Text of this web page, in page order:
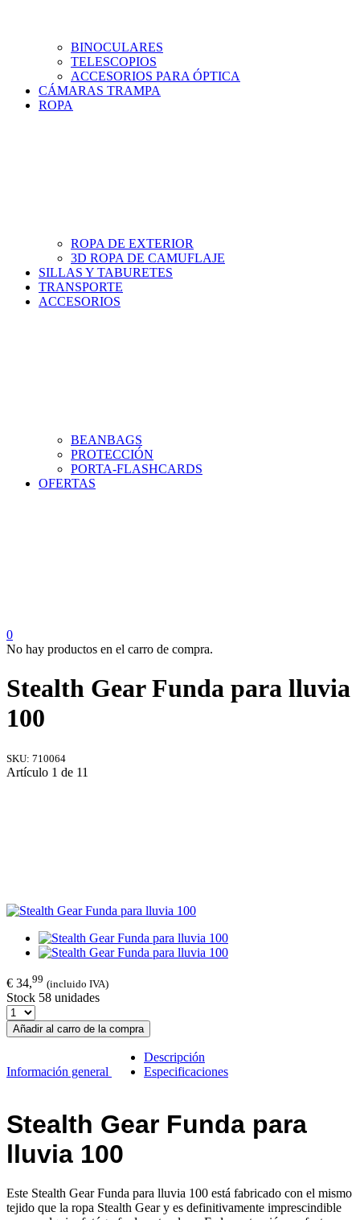
BINOCULARES
TELESCOPIOS
ACCESORIOS PARA ÓPTICA
CÁMARAS TRAMPA
ROPA
ROPA DE EXTERIOR
3D ROPA DE CAMUFLAJE
SILLAS Y TABURETES
TRANSPORTE
ACCESORIOS
BEANBAGS
PROTECCIÓN
PORTA-FLASHCARDS
OFERTAS
0
No hay productos en el carro de compra.
Stealth Gear Funda para lluvia
100
SKU: 710064
Artículo 1 de 11
€ 34,99 (incluido IVA)
Stock 58 unidades
Añadir al carro de la compra
Información general
Descripción
Especificaciones
Stealth Gear Funda para
lluvia 100
Este Stealth Gear Funda para lluvia 100 está fabricado con el mismo
tejido que la ropa Stealth Gear y es definitivamente imprescindible